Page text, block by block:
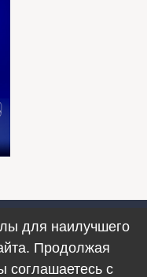
коррупции
г. Новосибирск
для наилучшего
Продолжая
соглашаетесь с